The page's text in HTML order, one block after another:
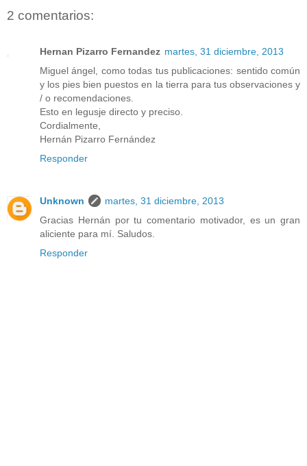
2 comentarios:
Hernan Pizarro Fernandez martes, 31 diciembre, 2013
Miguel ángel, como todas tus publicaciones: sentido común
y los pies bien puestos en la tierra para tus observaciones y
/ o recomendaciones.
Esto en legusje directo y preciso.
Cordialmente,
Hernán Pizarro Fernández
Responder
Unknown
martes, 31 diciembre, 2013
Gracias Hernán por tu comentario motivador, es un gran
aliciente para mí. Saludos.
Responder